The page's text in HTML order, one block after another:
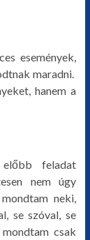
események,
maradni.
hanem a
feladat
nem úgy
neki,
se szóval, se
csak